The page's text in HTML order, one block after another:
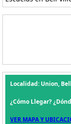
Localidad: Union,
¿Cómo Llegar?
VER MAPA Y